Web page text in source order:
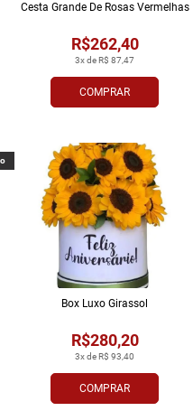
COMPRAR
3x de R$ 87,47
R$262,40
Cesta Grande De Rosas Vermelhas
COMPRAR
3x de R$ 93,40
R$280,20
Box Luxo Girassol